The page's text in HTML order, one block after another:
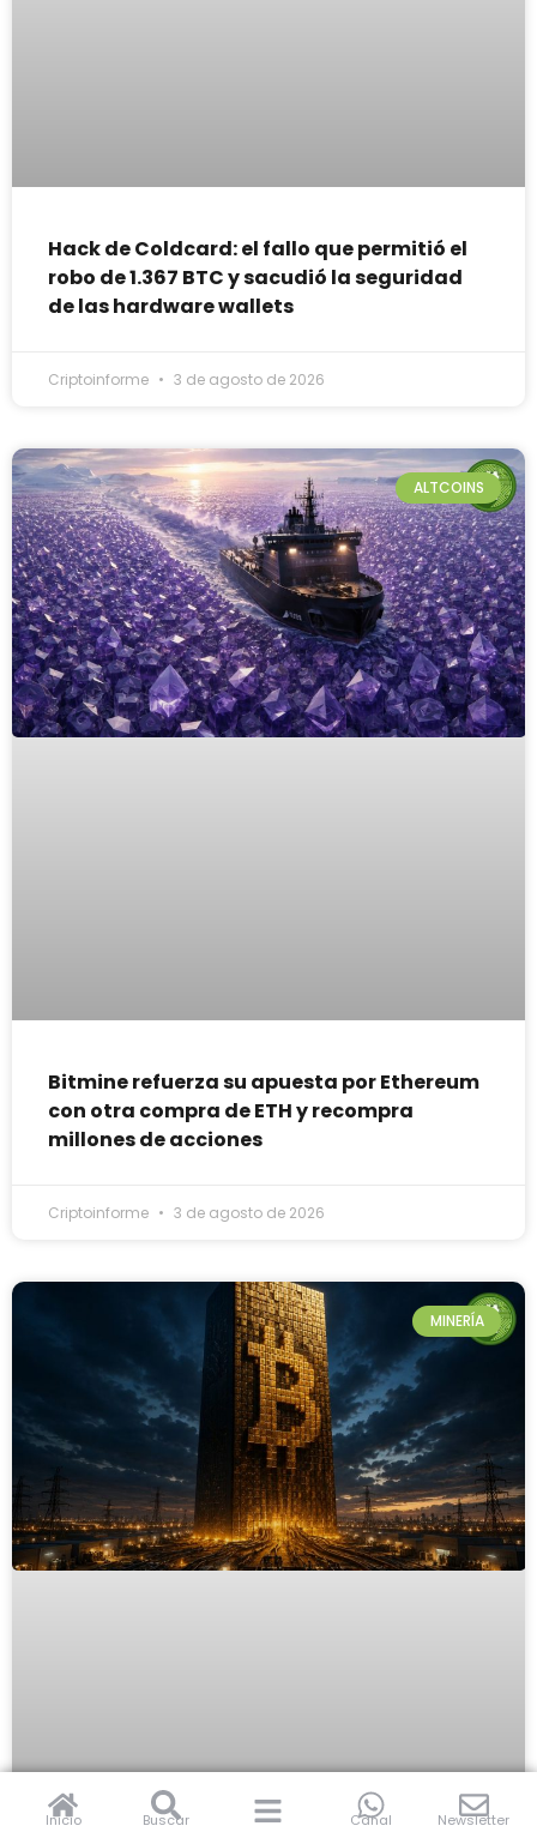
Inicio Buscar Canal Newsletter
Hack de Coldcard: el fallo que permitió el
robo de 1.367 BTC y sacudió la seguridad
de las hardware wallets
Criptoinforme 3 de agosto de 2026
ALTCOINS
Bitmine refuerza su apuesta por Ethereum
con otra compra de ETH y recompra
millones de acciones
Criptoinforme 3 de agosto de 2026
MINERÍA